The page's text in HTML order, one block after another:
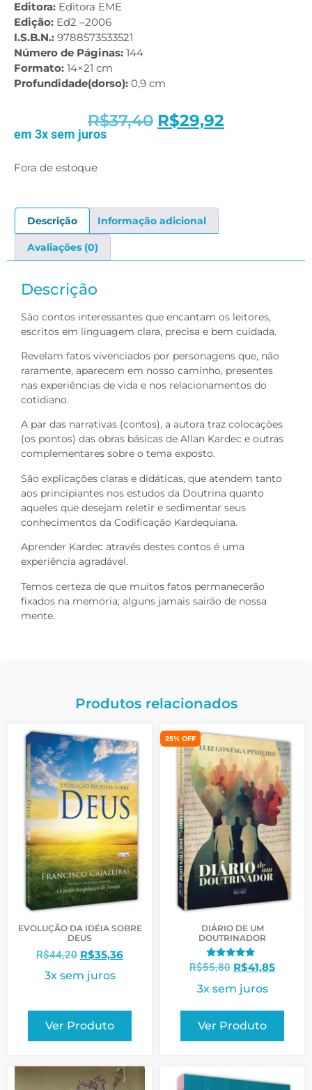
Editora: Editora EME
Edição: Ed2 –2006
I.S.B.N.: 9788573533521
Número de Páginas: 144
Formato: 14×21 cm
Profundidade(dorso): 0,9 cm
R$37,40 R$29,92
em 3x sem juros
Fora de estoque
Descrição Informação adicional
Avaliações (0)
Descrição
São contos interessantes que encantam os leitores,
escritos em linguagem clara, precisa e bem cuidada.
Revelam fatos vivenciados por personagens que, não
raramente, aparecem em nosso caminho, presentes
nas experiências de vida e nos relacionamentos do
cotidiano.
A par das narrativas (contos), a autora traz colocações
(os pontos) das obras básicas de Allan Kardec e outras
complementares sobre o tema exposto.
São explicações claras e didáticas, que atendem tanto
aos principiantes nos estudos da Doutrina quanto
aqueles que desejam reletir e sedimentar seus
conhecimentos da Codificação Kardequiana.
Aprender Kardec através destes contos é uma
experiência agradável.
Temos certeza de que muitos fatos permanecerão
fixados na memória; alguns jamais sairão de nossa
mente.
Produtos relacionados
EVOLUÇÃO DA IDÉIA SOBRE
DEUS
R$44,20 R$35,36
3x sem juros
Ver Produto
25% OFF
DIÁRIO DE UM
DOUTRINADOR
Avaliação
5.00
de 5
R$55,80 R$41,85
3x sem juros
Ver Produto